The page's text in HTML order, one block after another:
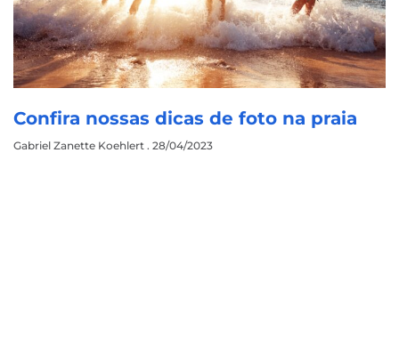
Confira nossas dicas de foto na praia
Gabriel Zanette Koehlert 28/04/2023